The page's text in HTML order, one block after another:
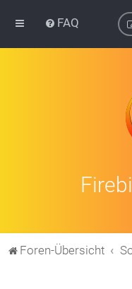
FAQ
Foren-Übersicht